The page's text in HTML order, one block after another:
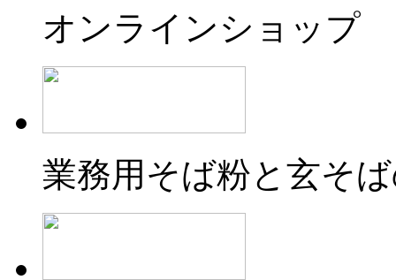
オンラインショップ
業務用そば粉と玄そ